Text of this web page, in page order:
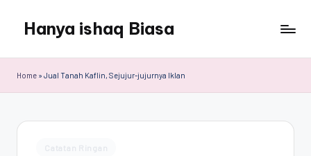
content
Hanya ishaq Biasa
Humas
Home » Jual Tanah Kaflin, Sejujur-jujurnya Iklan